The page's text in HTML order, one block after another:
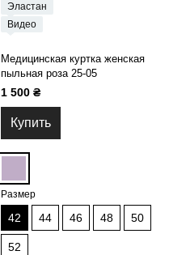
Эластан
Видео
Медицинская куртка женская
пыльная роза 25-05
1 500 ₴
Купить
Размер
42 44 46 48 50
52